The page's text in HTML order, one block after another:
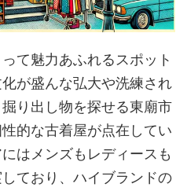
て魅力あふれるスポット
が盛んな弘大や洗練され
り出し物を探せる東廟市
的な古着屋が点在してい
はメンズもレディースも
ており、ハイブランドの